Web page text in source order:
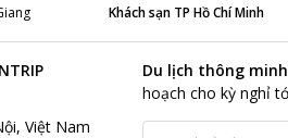
Khách sạn TP Hồ Chí Minh
Việt Nam
Du lịch thông minh
hoạch cho kỳ nghỉ